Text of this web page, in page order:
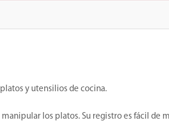
y utensilios de cocina.
los platos. Su registro es fácil de